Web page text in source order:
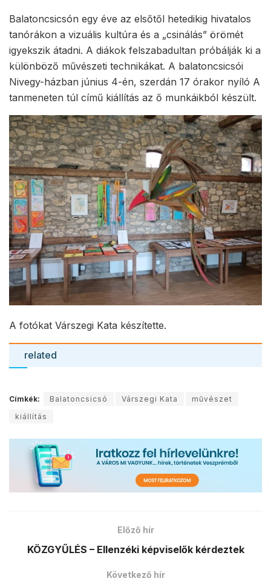
Balatoncsicsón egy éve az elsőtől hetedikig hivatalos
tanórákon a vizuális kultúra és a „csinálás” örömét
igyekszik átadni. A diákok felszabadultan próbálják ki a
különböző művészeti technikákat. A balatoncsicsói
Nivegy-házban június 4-én, szerdán 17 órakor nyíló A
tanmeneten túl című kiállítás az ő munkáikból készült.
A fotókat Várszegi Kata készítette.
related
Címkék: Balatoncsicsó Várszegi Kata
művészet
kiállítás
Előző hír
KÖZGYŰLÉS – Ellenzéki képviselők kérdeztek
Következő hír